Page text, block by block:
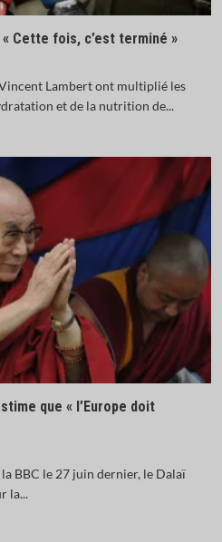
Cette fois, c’est terminé »
Lambert ont multiplié les
et de la nutrition de...
que « l’Europe doit
BBC le 27 juin dernier, le Dalaï
la...